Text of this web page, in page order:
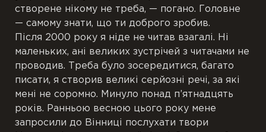
створене нікому не треба, — погано. Головне
— самому знати, що ти доброго зробив.
Після 2000 року я ніде не читав взагалі. Ні
маленьких, ані великих зустрічей з читачами не
проводив. Треба було зосередитися, багато
писати, я створив великі серйозні речі, за які
мені не соромно. Минуло понад п’ятнадцять
років. Ранньою весною цього року мене
запросили до Вінниці послухати твори